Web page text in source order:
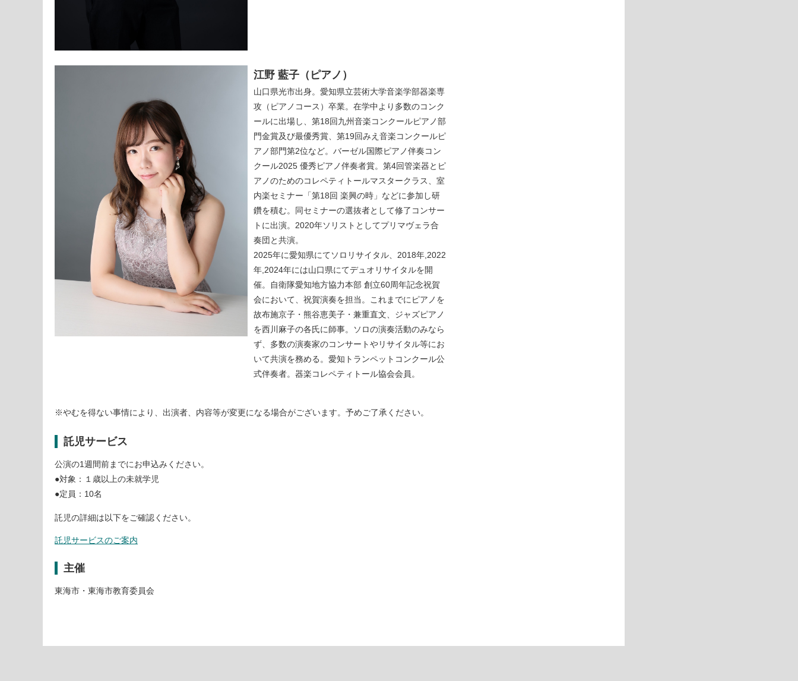
江野 藍子（ピアノ）
山口県光市出身。愛知県立芸術大学音楽学部器楽専
攻（ピアノコース）卒業。在学中より多数のコンク
ールに出場し、第18回九州音楽コンクールピアノ部
門金賞及び最優秀賞、第19回みえ音楽コンクールピ
アノ部門第2位など。バーゼル国際ピアノ伴奏コン
クール2025 優秀ピアノ伴奏者賞。第4回管楽器とピ
アノのためのコレペティトールマスタークラス、室
内楽セミナー「第18回 楽興の時」などに参加し研
鑽を積む。同セミナーの選抜者として修了コンサー
トに出演。2020年ソリストとしてプリマヴェラ合
奏団と共演。
2025年に愛知県にてソロリサイタル、2018年,2022
年,2024年には山口県にてデュオリサイタルを開
催。自衛隊愛知地方協力本部 創立60周年記念祝賀
会において、祝賀演奏を担当。これまでにピアノを
故布施京子・熊谷恵美子・兼重直文、ジャズピアノ
を西川麻子の各氏に師事。ソロの演奏活動のみなら
ず、多数の演奏家のコンサートやリサイタル等にお
いて共演を務める。愛知トランペットコンクール公
式伴奏者。器楽コレペティトール協会会員。
※やむを得ない事情により、出演者、内容等が変更になる場合がございます。予めご了承ください。
託児サービス
公演の1週間前までにお申込みください。
●対象：１歳以上の未就学児
●定員：10名
託児の詳細は以下をご確認ください。
託児サービスのご案内
主催
東海市・東海市教育委員会